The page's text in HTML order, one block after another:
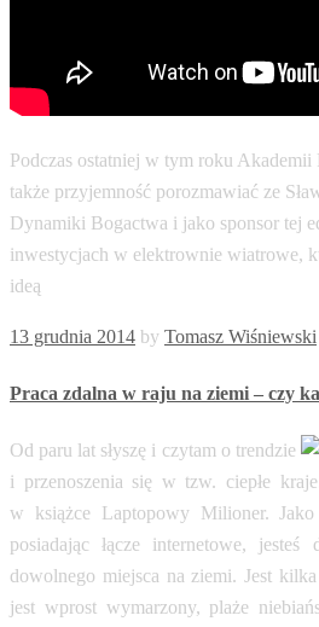
Podczas ostatniej w tym roku Akademii
także przyjemność porozmawiać ze
Dynamiki Bogactwa i jako sponsor tej
inwestycjach w elektrownie wiatrowe,
ideą
13 grudnia 2014 by Tomasz Wiśniewski
Praca zdalna w raju na ziemi – czy
Od paru lat słyszę i czytam o trendzie
i przenoszenia się w tzw. ciepłe
w książce Laptopowy Milioner. Jako
posiadając łącze internetowe,
dowolnego miejsca na ziemi. Jest
jest wprost wymarzony, plaże